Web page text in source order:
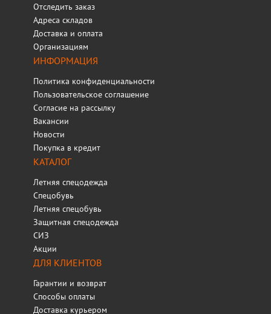
Отследить заказ
Адреса складов
Доставка и оплата
Организациям
ИНФОРМАЦИЯ
Политика конфиденциальности
Пользовательское соглашение
Согласие на рассылку
Вакансии
Новости
Покупка в кредит
КАТАЛОГ
Летняя спецодежда
Спецобувь
Летняя спецобувь
Защитная спецодежда
СИЗ
Акции
ДЛЯ КЛИЕНТОВ
Гарантии и возврат
Способы оплаты
Доставка курьером